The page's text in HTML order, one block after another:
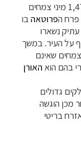
על ההר צמחייה מגוונת ומיוחדת. כ-1,470 מיני צמחים
פרח הפרוטאה בו
עתיק נשארו
על העיר. במשך
שאינם
בהם הוא האורן
גדולים
מכן הוגשה
בריטי